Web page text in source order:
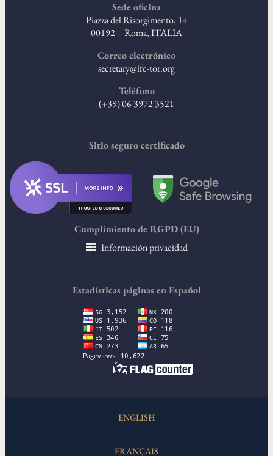
Sede oficina
Piazza del Risorgimento, 14
00192 – Roma, ITALIA
Correo electrónico
secretary@ifc-tor.org
Teléfono
(+39) 06 3972 3521
Sitio seguro certificado
Cumplimiento de RGPD (EU)
Información privacidad
Estadísticas páginas en Español
ENGLISH
FRANÇAIS